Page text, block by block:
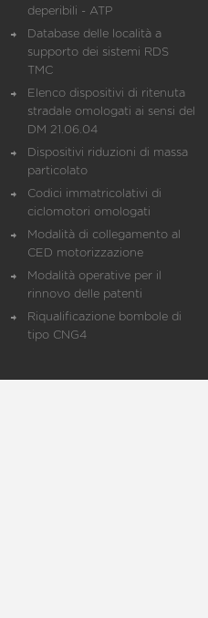
deperibili - ATP
Database delle località a
supporto dei sistemi RDS
TMC
Elenco dispositivi di ritenuta
stradale omologati ai sensi del
DM 21.06.04
Dispositivi riduzioni di massa
particolato
Codici immatricolativi di
ciclomotori omologati
Modalità di collegamento al
CED motorizzazione
Modalità operative per il
rinnovo delle patenti
Riqualificazione bombole di
tipo CNG4